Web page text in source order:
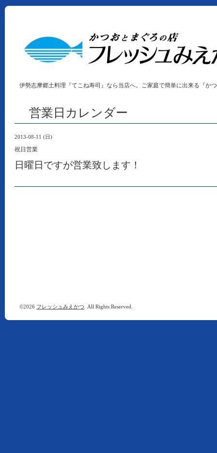
伊勢志摩郷土料理『てこね寿司』なら当店へ。ご家庭で簡単に出来る『か
営業日カレンダー
2013-08-11 (日)
祝日営業
日曜日ですが営業致します！
©2026 フレッシュみえかつ . All Rights Reserved.